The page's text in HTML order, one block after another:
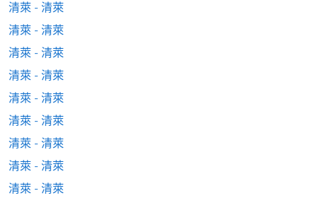
清萊 - 清萊
清萊 - 清萊
清萊 - 清萊
清萊 - 清萊
清萊 - 清萊
清萊 - 清萊
清萊 - 清萊
清萊 - 清萊
清萊 - 清萊